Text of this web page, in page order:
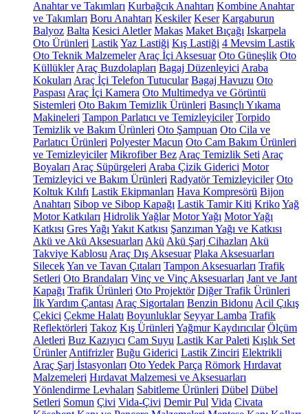
Anahtar ve Takımları Kurbağcık Anahtarı Kombine Anahtar
ve Takımları Boru Anahtarı Keskiler Keser Kargaburun
Balyoz Balta Kesici Aletler Makas Maket Bıçağı Iskarpela
Oto Ürünleri LastikYaz Lastiği Kış Lastiği 4 Mevsim Lastik
Oto Teknik Malzemeler Araç İçi Aksesuar Oto Güneşlik Oto
Küllükler Araç Buzdolapları Bagaj Düzenleyici Araba
Kokuları Araç İçi Telefon Tutucular Bagaj Havuzu Oto
Paspası Araç İçi Kamera Oto Multimedya ve Görüntü
Sistemleri Oto Bakım Temizlik Ürünleri Basınçlı Yıkama
Makineleri Tampon Parlatıcı ve Temizleyiciler Torpido
Temizlik ve Bakım Ürünleri Oto Şampuan Oto Cila ve
Parlatıcı Ürünleri Polyester Macun Oto Cam Bakım Ürünleri
ve Temizleyiciler Mikrofiber Bez Araç Temizlik Seti Araç
Boyaları Araç Süpürgeleri Araba Çizik Giderici Motor
Temizleyici ve Bakım Ürünleri Radyatör Temizleyiciler Oto
Koltuk Kılıfı Lastik Ekipmanları Hava Kompresörü Bijon
Anahtarı Sibop ve Sibop Kapağı Lastik Tamir Kiti KrikoYağ
Motor Katkıları Hidrolik Yağlar Motor Yağı Motor Yağı
Katkısı Gres Yağı Yakıt Katkısı Şanzıman Yağı ve Katkısı
Akü ve Akü Aksesuarları Akü Akü Şarj Cihazları Akü
Takviye Kablosu Araç Dış Aksesuar Plaka Aksesuarları
SilecekYan ve Tavan Çıtaları Tampon Aksesuarları Trafik
Setleri Oto Brandaları Vinç ve Vinç Aksesuarları Jant ve Jant
Kapağı Trafik Ürünleri Oto Projektör Diğer Trafik Ürünleri
İlk Yardım Çantası Araç Sigortaları Benzin Bidonu Acil Çıkış
Çekici Çekme Halatı Boyunluklar Seyyar Lamba Trafik
Reflektörleri Takoz Kış Ürünleri Yağmur Kaydırıcılar Ölçüm
Aletleri Buz Kazıyıcı Cam Suyu Lastik Kar Paleti Kışlık Set
Ürünler Antifrizler Buğu Giderici Lastik Zinciri Elektrikli
Araç Şarj İstasyonları Oto Yedek Parça Römork Hırdavat
Malzemeleri Hırdavat Malzemesi ve Aksesuarları
Yönlendirme Levhaları Sabitleme Ürünleri Dübel Dübel
Setleri Somun Çivi Vida-Çivi Demir Pul Vida Civata